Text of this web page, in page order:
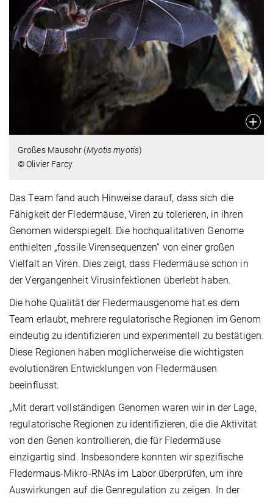
Großes Mausohr (Myotis myotis)
© Olivier Farcy
Das Team fand auch Hinweise darauf, dass sich die
Fähigkeit der Fledermäuse, Viren zu tolerieren, in ihren
Genomen widerspiegelt. Die hochqualitativen Genome
enthielten „fossile Virensequenzen“ von einer großen
Vielfalt an Viren. Dies zeigt, dass Fledermäuse schon in
der Vergangenheit Virusinfektionen überlebt haben.
Die hohe Qualität der Fledermausgenome hat es dem
Team erlaubt, mehrere regulatorische Regionen im Genom
eindeutig zu identifizieren und experimentell zu bestätigen.
Diese Regionen haben möglicherweise die wichtigsten
evolutionären Entwicklungen von Fledermäusen
beeinflusst.
„Mit derart vollständigen Genomen waren wir in der Lage,
regulatorische Regionen zu identifizieren, die die Aktivität
von den Genen kontrollieren, die für Fledermäuse
einzigartig sind. Insbesondere konnten wir spezifische
Fledermaus-Mikro-RNAs im Labor überprüfen, um ihre
Auswirkungen auf die Genregulation zu zeigen. In der